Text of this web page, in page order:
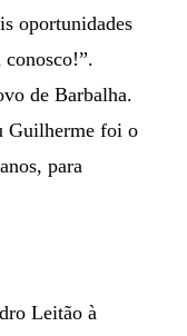
oportunidades
conosco!”.
de Barbalha.
Guilherme foi o
para
Leitão à